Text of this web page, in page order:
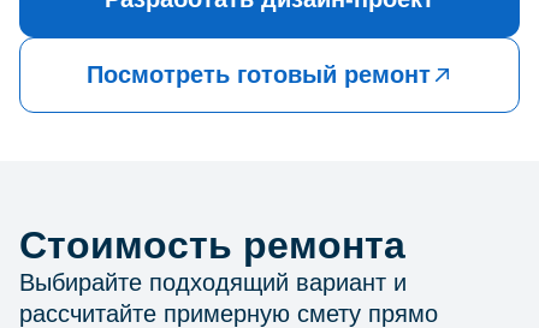
Посмотреть готовый ремонт
Стоимость ремонта
Выбирайте подходящий вариант и
рассчитайте примерную смету прямо